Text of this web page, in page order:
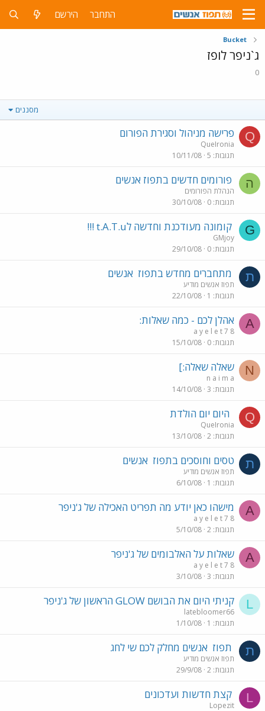
התחבר הירשם
Bucket
ג`ניפר לופז
0
מסננים
Q פרישה מניהול וסגירת הפורום
QueIronia
תגובות 5
10/11/08
ה פורומים חדשים בתפוז אנשים
הנהלת הפורומים
תגובות 0
30/10/08
G קומונה מעודכנת וחדשה לt.A.T.u !!!
GMjoy
תגובות 0
29/10/08
ת מתחברים מחדש בתפוז אנשים
תפוז אנשים מודיע
תגובות 1
22/10/08
A אהלן לכם - כמה שאלות:
a y e l e t 7 8
תגובות 0
15/10/08
N שאלה שאלה:]
n a i m a
תגובות 3
14/10/08
Q היום יום הולדת
QueIronia
תגובות 2
13/10/08
ת טסים וחוסכים בתפוז אנשים
תפוז אנשים מודיע
תגובות 1
6/10/08
A מישהו כאן יודע מה תפריט האכילה של ג'ניפר
a y e l e t 7 8
תגובות 2
5/10/08
A שאלות על האלבומים של ג'ניפר
a y e l e t 7 8
תגובות 3
3/10/08
L קניתי היום את הבושם GLOW הראשון של ג'ניפר
latebloomer66
תגובות 1
1/10/08
ת תפוז אנשים מחלק לכם שי לחג
תפוז אנשים מודיע
תגובות 2
29/9/08
L קצת חדשות ועדכונים
Lopezit